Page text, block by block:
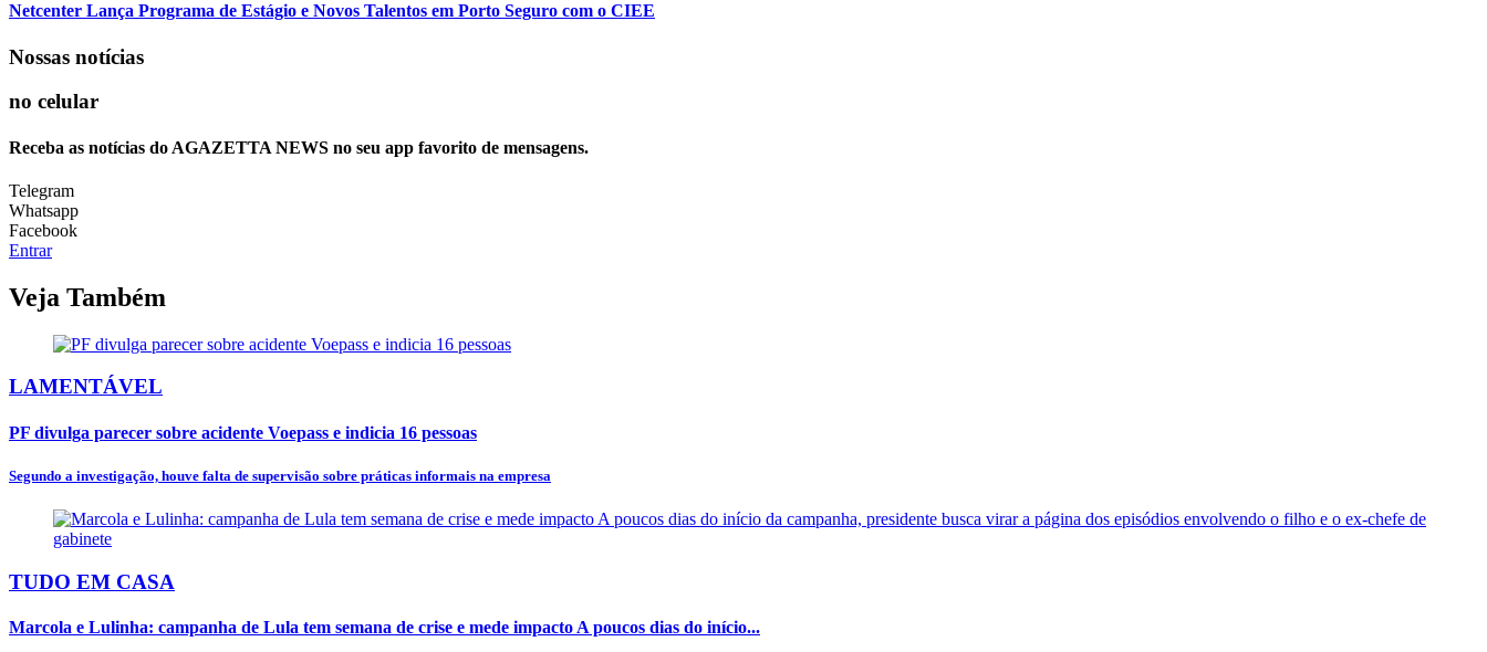
Netcenter Lança Programa de Estágio e Novos Talentos em Porto Seguro com o CIEE
Nossas notícias
no celular
Receba as notícias do AGAZETTA NEWS no seu app favorito de mensagens.
Telegram
Whatsapp
Facebook
Entrar
Veja Também
LAMENTÁVEL
PF divulga parecer sobre acidente Voepass e indicia 16 pessoas
Segundo a investigação, houve falta de supervisão sobre práticas informais na empresa
TUDO EM CASA
Marcola e Lulinha: campanha de Lula tem semana de crise e mede impacto A poucos dias do início...